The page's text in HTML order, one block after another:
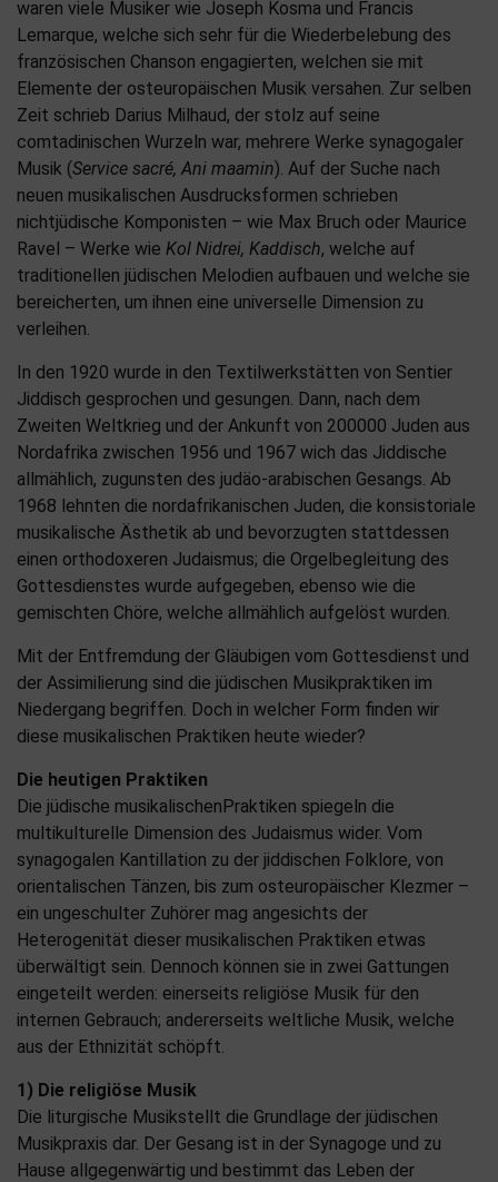
waren viele Musiker wie Joseph Kosma und Francis
Lemarque, welche sich sehr für die Wiederbelebung des
französischen Chanson engagierten, welchen sie mit
Elemente der osteuropäischen Musik versahen. Zur selben
Zeit schrieb Darius Milhaud, der stolz auf seine
comtadinischen Wurzeln war, mehrere Werke synagogaler
Musik (Service sacré, Ani maamin). Auf der Suche nach
neuen musikalischen Ausdrucksformen schrieben
nichtjüdische Komponisten – wie Max Bruch oder Maurice
Ravel – Werke wie Kol Nidrei, Kaddisch, welche auf
traditionellen jüdischen Melodien aufbauen und welche sie
bereicherten, um ihnen eine universelle Dimension zu
verleihen.
In den 1920 wurde in den Textilwerkstätten von Sentier
Jiddisch gesprochen und gesungen. Dann, nach dem
Zweiten Weltkrieg und der Ankunft von 200000 Juden aus
Nordafrika zwischen 1956 und 1967 wich das Jiddische
allmählich, zugunsten des judäo-arabischen Gesangs. Ab
1968 lehnten die nordafrikanischen Juden, die konsistoriale
musikalische Ästhetik ab und bevorzugten stattdessen
einen orthodoxeren Judaismus; die Orgelbegleitung des
Gottesdienstes wurde aufgegeben, ebenso wie die
gemischten Chöre, welche allmählich aufgelöst wurden.
Mit der Entfremdung der Gläubigen vom Gottesdienst und
der Assimilierung sind die jüdischen Musikpraktiken im
Niedergang begriffen. Doch in welcher Form finden wir
diese musikalischen Praktiken heute wieder?
Die heutigen Praktiken
Die jüdische musikalischenPraktiken spiegeln die
multikulturelle Dimension des Judaismus wider. Vom
synagogalen Kantillation zu der jiddischen Folklore, von
orientalischen Tänzen, bis zum osteuropäischer Klezmer –
ein ungeschulter Zuhörer mag angesichts der
Heterogenität dieser musikalischen Praktiken etwas
überwältigt sein. Dennoch können sie in zwei Gattungen
eingeteilt werden: einerseits religiöse Musik für den
internen Gebrauch; andererseits weltliche Musik, welche
aus der Ethnizität schöpft.
1) Die religiöse Musik
Die liturgische Musikstellt die Grundlage der jüdischen
Musikpraxis dar. Der Gesang ist in der Synagoge und zu
Hause allgegenwärtig und bestimmt das Leben der